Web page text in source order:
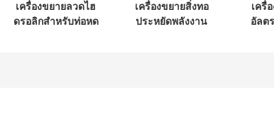
เครื่องขยายลวดไฮ
ดรอลิกสำหรับท่อหด
เครื่องขยายสิ่งทอ
ประหยัดพลังงาน
เครื่
อัลต